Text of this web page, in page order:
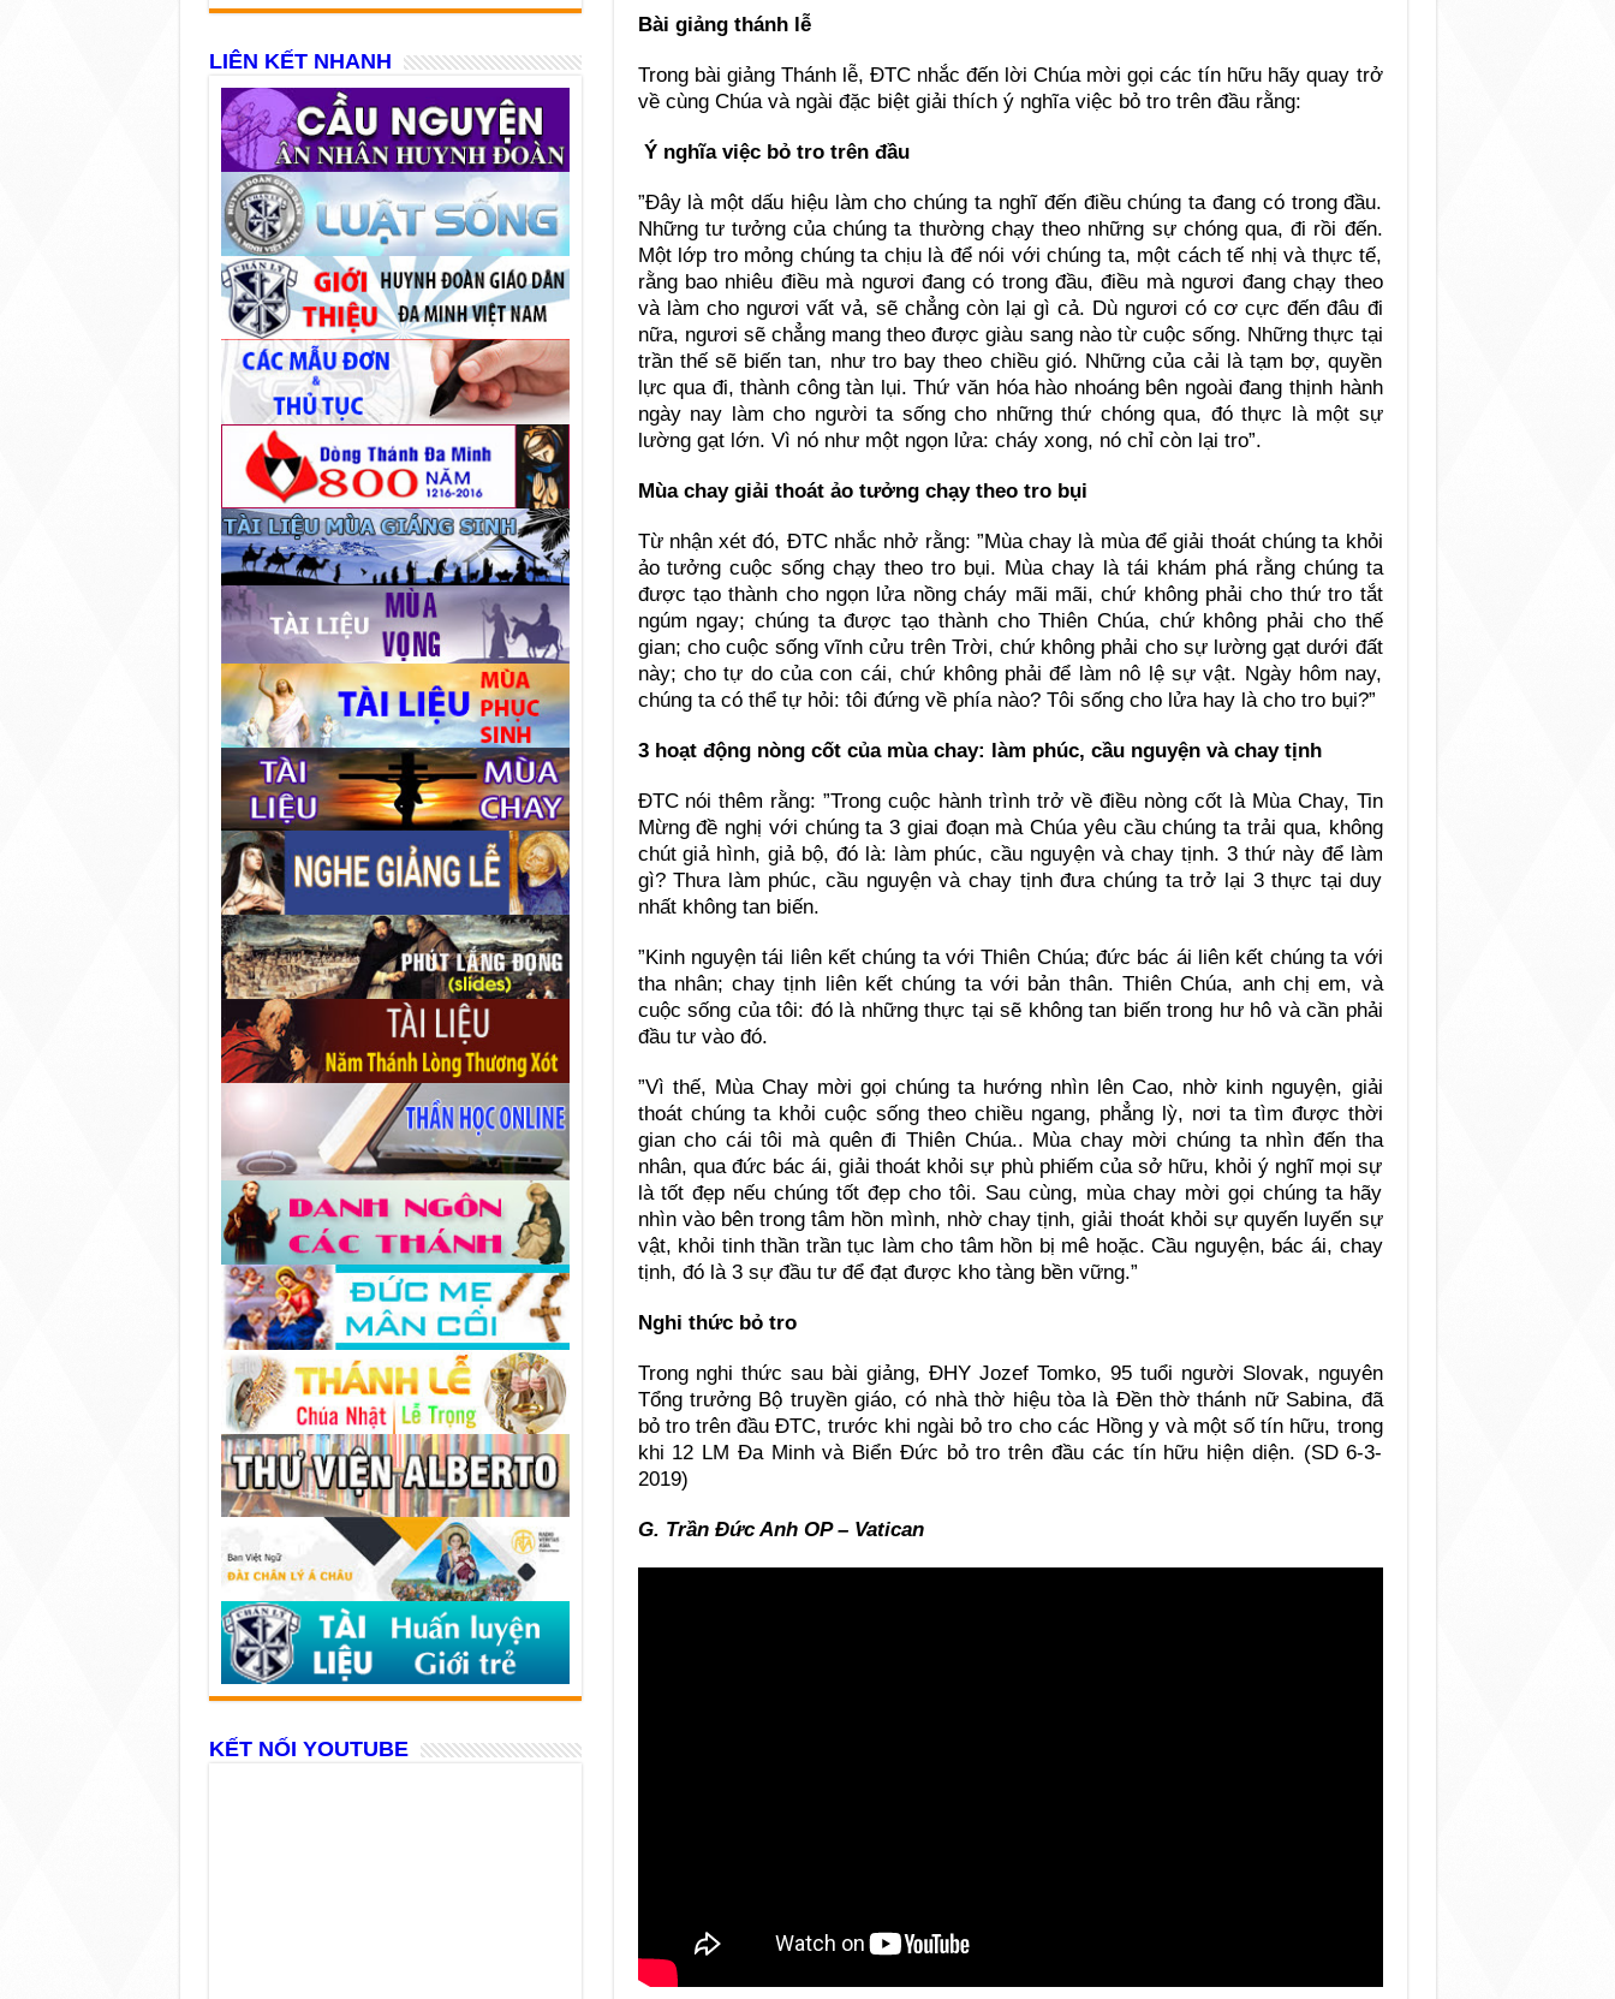
Bài giảng thánh lễ
Trong bài giảng Thánh lễ, ĐTC nhắc đến lời Chúa mời gọi các tín hữu hãy quay trở
về cùng Chúa và ngài đặc biệt giải thích ý nghĩa việc bỏ tro trên đầu rằng:
Ý nghĩa việc bỏ tro trên đầu
”Đây là một dấu hiệu làm cho chúng ta nghĩ đến điều chúng ta đang có trong đầu.
Những tư tưởng của chúng ta thường chạy theo những sự chóng qua, đi rồi đến.
Một lớp tro mỏng chúng ta chịu là để nói với chúng ta, một cách tế nhị và thực tế,
rằng bao nhiêu điều mà ngươi đang có trong đầu, điều mà ngươi đang chạy theo
và làm cho ngươi vất vả, sẽ chẳng còn lại gì cả. Dù ngươi có cơ cực đến đâu đi
nữa, ngươi sẽ chẳng mang theo được giàu sang nào từ cuộc sống. Những thực tại
trần thế sẽ biến tan, như tro bay theo chiều gió. Những của cải là tạm bợ, quyền
lực qua đi, thành công tàn lụi. Thứ văn hóa hào nhoáng bên ngoài đang thịnh hành
ngày nay làm cho người ta sống cho những thứ chóng qua, đó thực là một sự
lường gạt lớn. Vì nó như một ngọn lửa: cháy xong, nó chỉ còn lại tro”.
Mùa chay giải thoát ảo tưởng chạy theo tro bụi
Từ nhận xét đó, ĐTC nhắc nhở rằng: ”Mùa chay là mùa để giải thoát chúng ta khỏi
ảo tưởng cuộc sống chạy theo tro bụi. Mùa chay là tái khám phá rằng chúng ta
được tạo thành cho ngọn lửa nồng cháy mãi mãi, chứ không phải cho thứ tro tắt
ngúm ngay; chúng ta được tạo thành cho Thiên Chúa, chứ không phải cho thế
gian; cho cuộc sống vĩnh cửu trên Trời, chứ không phải cho sự lường gạt dưới đất
này; cho tự do của con cái, chứ không phải để làm nô lệ sự vật. Ngày hôm nay,
chúng ta có thể tự hỏi: tôi đứng về phía nào? Tôi sống cho lửa hay là cho tro bụi?”
3 hoạt động nòng cốt của mùa chay: làm phúc, cầu nguyện và chay tịnh
ĐTC nói thêm rằng: ”Trong cuộc hành trình trở về điều nòng cốt là Mùa Chay, Tin
Mừng đề nghị với chúng ta 3 giai đoạn mà Chúa yêu cầu chúng ta trải qua, không
chút giả hình, giả bộ, đó là: làm phúc, cầu nguyện và chay tịnh. 3 thứ này để làm
gì? Thưa làm phúc, cầu nguyện và chay tịnh đưa chúng ta trở lại 3 thực tại duy
nhất không tan biến.
”Kinh nguyện tái liên kết chúng ta với Thiên Chúa; đức bác ái liên kết chúng ta với
tha nhân; chay tịnh liên kết chúng ta với bản thân. Thiên Chúa, anh chị em, và
cuộc sống của tôi: đó là những thực tại sẽ không tan biến trong hư hô và cần phải
đầu tư vào đó.
”Vì thế, Mùa Chay mời gọi chúng ta hướng nhìn lên Cao, nhờ kinh nguyện, giải
thoát chúng ta khỏi cuộc sống theo chiều ngang, phẳng lỳ, nơi ta tìm được thời
gian cho cái tôi mà quên đi Thiên Chúa.. Mùa chay mời chúng ta nhìn đến tha
nhân, qua đức bác ái, giải thoát khỏi sự phù phiếm của sở hữu, khỏi ý nghĩ mọi sự
là tốt đẹp nếu chúng tốt đẹp cho tôi. Sau cùng, mùa chay mời gọi chúng ta hãy
nhìn vào bên trong tâm hồn mình, nhờ chay tịnh, giải thoát khỏi sự quyến luyến sự
vật, khỏi tinh thần trần tục làm cho tâm hồn bị mê hoặc. Cầu nguyện, bác ái, chay
tịnh, đó là 3 sự đầu tư để đạt được kho tàng bền vững.”
Nghi thức bỏ tro
Trong nghi thức sau bài giảng, ĐHY Jozef Tomko, 95 tuổi người Slovak, nguyên
Tổng trưởng Bộ truyền giáo, có nhà thờ hiệu tòa là Đền thờ thánh nữ Sabina, đã
bỏ tro trên đầu ĐTC, trước khi ngài bỏ tro cho các Hồng y và một số tín hữu, trong
khi 12 LM Đa Minh và Biển Đức bỏ tro trên đầu các tín hữu hiện diện. (SD 6-3-
2019)
G. Trần Đức Anh OP – Vatican
LIÊN KẾT NHANH
KẾT NỐI YOUTUBE